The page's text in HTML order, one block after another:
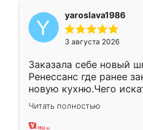
yaroslava1986
3 августа 2026
Заказала себе новый
Ренессанс где ранее
новую кухню.Чего
вполне довольна.
два года, нареканий нет.
Читать полностью